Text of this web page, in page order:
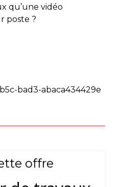
qu’une vidéo
poste ?
bad3-abaca434429e
offre